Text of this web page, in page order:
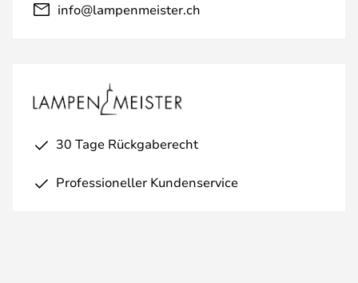
info@lampenmeister.ch
30 Tage Rückgaberecht
Professioneller Kundenservice